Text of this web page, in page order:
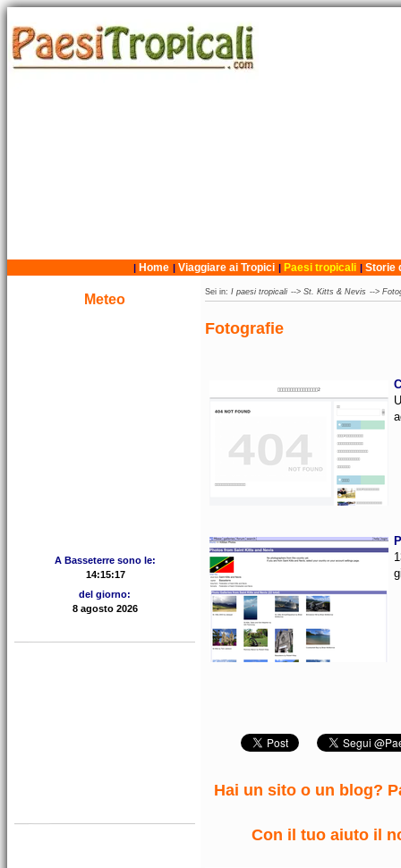
| Home | Viaggiare ai Tropici | Paesi tropicali | Storie
Meteo
A Basseterre sono le:
del giorno:
Sei in: I paesi tropicali --> St. Kitts & Nevis -->
Fotografie
Hai un sito o un blog?
Con il tuo aiuto il